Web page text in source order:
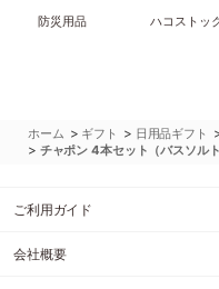
防災用品 ハコストッ
ホーム > ギフト > 日用品ギフト
> チャポン 4本セット（バスソルト
ご利用ガイド
会社概要